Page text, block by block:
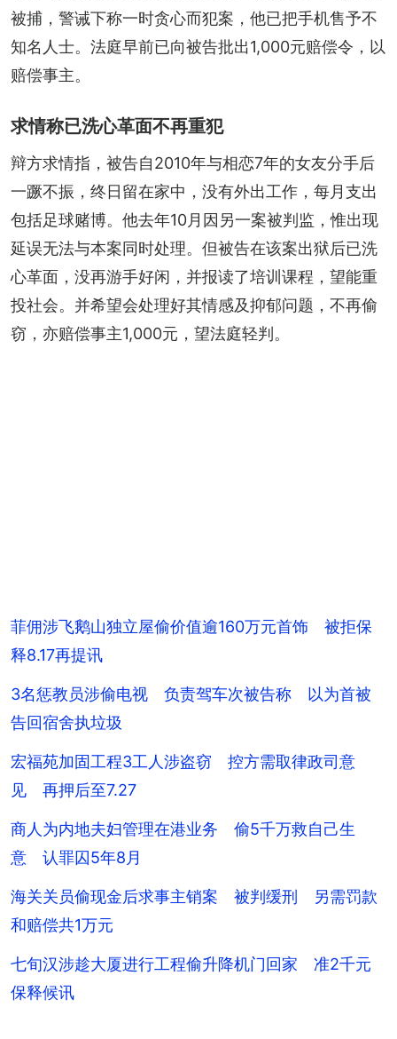
被捕，警诫下称一时贪心而犯案，他已把手机售予不
知名人士。法庭早前已向被告批出1,000元赔偿令，以
赔偿事主。
求情称已洗心革面不再重犯
辩方求情指，被告自2010年与相恋7年的女友分手后
一蹶不振，终日留在家中，没有外出工作，每月支出
包括足球赌博。他去年10月因另一案被判监，惟出现
延误无法与本案同时处理。但被告在该案出狱后已洗
心革面，没再游手好闲，并报读了培训课程，望能重
投社会。并希望会处理好其情感及抑郁问题，不再偷
窃，亦赔偿事主1,000元，望法庭轻判。
菲佣涉飞鹅山独立屋偷价值逾160万元首饰 被拒保
释8.17再提讯
3名惩教员涉偷电视 负责驾车次被告称 以为首被
告回宿舍执垃圾
宏福苑加固工程3工人涉盗窃 控方需取律政司意
见 再押后至7.27
商人为内地夫妇管理在港业务 偷5千万救自己生
意 认罪囚5年8月
海关关员偷现金后求事主销案 被判缓刑 另需罚款
和赔偿共1万元
七旬汉涉趁大厦进行工程偷升降机门回家 准2千元
保释候讯